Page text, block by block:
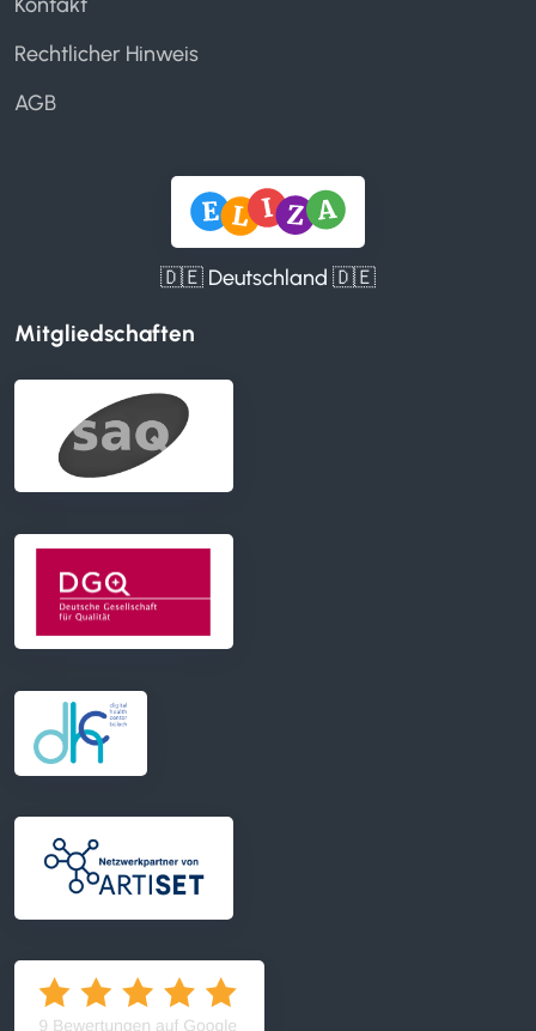
Rechtlicher Hinweis
AGB
🇩🇪 Deutschland 🇩🇪
Mitgliedschaften